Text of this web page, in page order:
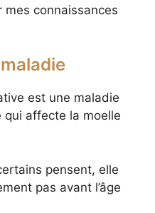
mes connaissances
est une maladie
qui affecte la moelle
pensent, elle
pas avant l’âge